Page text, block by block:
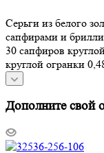
Серьги из белого
сапфирами и
30 сапфиров
круглой огранки
Дополните свой